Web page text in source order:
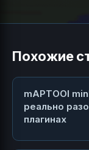
Похожие
mAPTOOl
реально
плагинах